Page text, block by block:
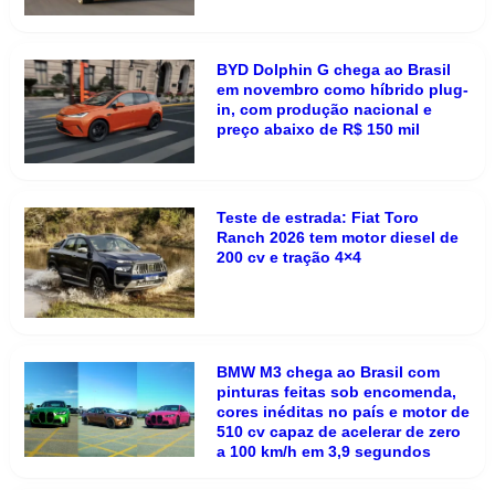
BYD Dolphin G chega ao Brasil
em novembro como híbrido plug-
in, com produção nacional e
preço abaixo de R$ 150 mil
Teste de estrada: Fiat Toro
Ranch 2026 tem motor diesel de
200 cv e tração 4×4
BMW M3 chega ao Brasil com
pinturas feitas sob encomenda,
cores inéditas no país e motor de
510 cv capaz de acelerar de zero
a 100 km/h em 3,9 segundos